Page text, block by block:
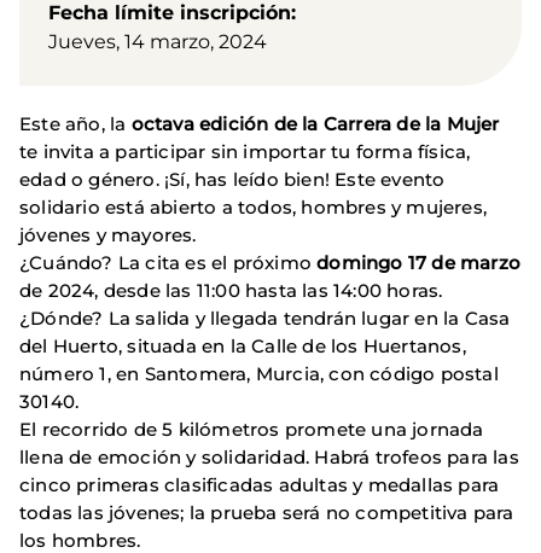
Fecha límite inscripción
Jueves, 14 marzo, 2024
Este año, la octava edición de la Carrera de la Mujer
te invita a participar sin importar tu forma física,
edad o género. ¡Sí, has leído bien! Este evento
solidario está abierto a todos, hombres y mujeres,
jóvenes y mayores.
¿Cuándo? La cita es el próximodomingo 17 de marzo
de 2024, desde las 11:00 hasta las 14:00 horas.
¿Dónde? La salida y llegada tendrán lugar en la Casa
del Huerto, situada en la Calle de los Huertanos,
número 1, en Santomera, Murcia, con código postal
30140.
El recorrido de 5 kilómetros promete una jornada
llena de emoción y solidaridad. Habrá trofeos para las
cinco primeras clasificadas adultas y medallas para
todas las jóvenes; la prueba será no competitiva para
los hombres.